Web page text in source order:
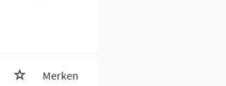
Merken